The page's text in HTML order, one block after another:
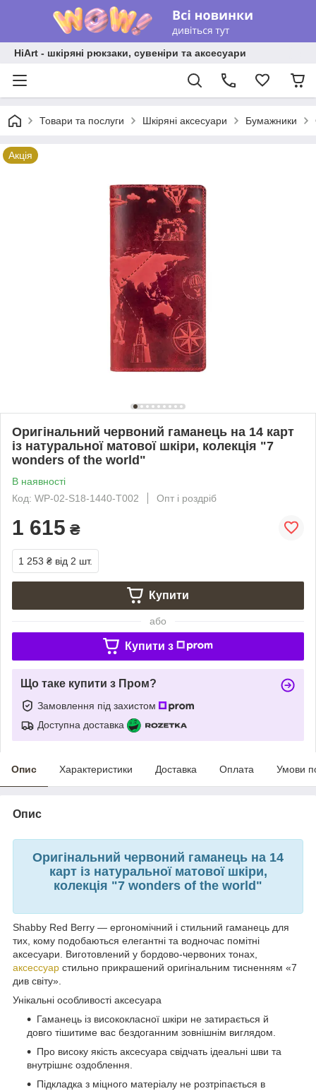
HiArt - шкіряні рюкзаки, сувеніри та аксесуари
Товари та послуги Шкіряні аксесуари Бумажники
Акція
Оригінальний червоний гаманець на 14 карт
із натуральної матової шкіри, колекція "7
wonders of the world"
В наявності
Код: WP-02-S18-1440-T002
Опт і роздріб
1 615 ₴
1 253 ₴ від 2 шт.
Купити
або
Купити з
Що таке купити з Пром?
Замовлення під захистом
Доступна доставка
Опис Характеристики Доставка Оплата Умови
Опис
Оригінальний червоний гаманець на 14
карт із натуральної матової шкіри,
колекція "7 wonders of the world"
Shabby Red Berry — ергономічний і стильний гаманець для
тих, кому подобаються елегантні та водночас помітні
аксесуари. Виготовлений у бордово-червоних тонах,
аксессуар стильно прикрашений оригінальним тисненням «7
див світу».
Унікальні особливості аксесуара
Гаманець із висококласної шкіри не затирається й
довго тішитиме вас бездоганним зовнішнім виглядом.
Про високу якість аксесуара свідчать ідеальні шви та
внутрішнє оздоблення.
Підкладка з міцного матеріалу не розтріпається в